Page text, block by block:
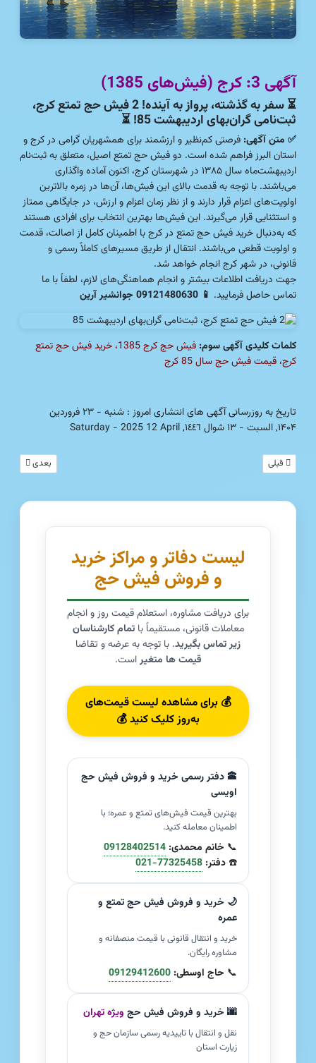
آگهی 3: کرج (فیش‌های 1385)
⏳ سفر به گذشته، پرواز به آینده! 2 فیش حج تمتع کرج،
ثبت‌نامی گران‌بهای اردیبهشت 85! ⏳
✅ متن آگهی: فرصتی کم‌نظیر و ارزشمند برای همشهریان گرامی در کرج و
استان البرز فراهم شده است. دو فیش حج تمتع اصیل، متعلق به ثبت‌نام
اردیبهشت‌ماه سال ۱۳۸۵ در شهرستان کرج، اکنون آماده واگذاری
می‌باشند. با توجه به قدمت بالای این فیش‌ها، آن‌ها در زمره بالاترین
اولویت‌های اعزام قرار دارند و از نظر زمان اعزام و ارزش، در جایگاهی ممتاز
و استثنایی قرار می‌گیرند. این فیش‌ها بهترین انتخاب برای افرادی هستند
که به‌دنبال خرید فیش حج تمتع در کرج با اطمینان کامل از اصالت، قدمت
و اولویت قطعی می‌باشند. انتقال از طریق مسیرهای کاملاً رسمی و
قانونی، در شهر کرج انجام خواهد شد.
جهت دریافت اطلاعات بیشتر و انجام هماهنگی‌های لازم، لطفاً با ما
تماس حاصل فرمایید. 📱 09121480630 جوانشیر آرین
کلمات کلیدی آگهی سوم:
فیش حج کرج 1385، خرید فیش حج تمتع
کرج، قیمت فیش حج سال 85 کرج
تاریخ به روزرسانی آگهی های انتشاری امروز : شنبه - ۲۳ فروردین
۱۴۰۴, السبت - ١٣ شوال ١٤٤٦, Saturday - 2025 12 April
مطلب قبلی: فروش ویژه فیش حج تمتع (سال 86) و عمره - آگهی‌های تهران، سمنان، بروجرد
قبلی مطلب بعدی: 4 آگهی دهنده فروش فیش حج شهرهای اراک، تهران، ورامین، اصفهان
بعدی
لیست دفاتر و مراکز خرید
و فروش فیش حج
برای دریافت مشاوره، استعلام قیمت روز و انجام
معاملات قانونی، مستقیماً باتمام کارشناسان
زیر تماس بگیرید. با توجه به عرضه و تقاضا
قیمت ها متغیراست.
💰 برای مشاهده لیست قیمت‌های
به‌روز کلیک کنید 💰
🕋 دفتر رسمی خرید و فروش فیش حج
اویسی
بهترین قیمت فیش‌های تمتع و عمره؛ با
اطمینان معامله کنید.
📞 خانم محمدی: 09128402514
☎️ دفتر: 021-77325458
🌙 خرید و فروش فیش حج تمتع و
عمره
خرید و انتقال قانونی با قیمت منصفانه و
مشاوره رایگان.
📞 حاج اوسطی: 09129412600
🌆 خرید و فروش فیش حج ویژه تهران
نقل و انتقال با تاییدیه رسمی سازمان حج و
زیارت استان